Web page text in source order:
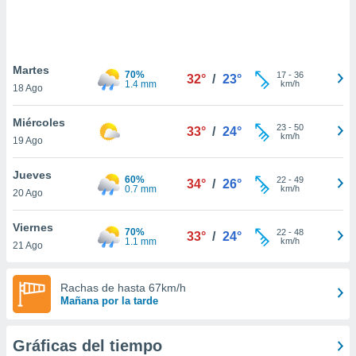
únicos
similares
como
sitio
de
posible
traten tus
en
Para
su
Martes
18 Ago
70%
1.4 mm
32° / 23° 17- 36
km/h
Miércoles
19 Ago
33° / 24° 23- 50
km/h
Jueves
20 Ago
60%
0.7 mm
34° / 26° 22- 49
km/h
Viernes
21 Ago
70%
1.1 mm
33° / 24° 22- 48
km/h
Rachas de hasta 67km/h
Mañana por la tarde
Gráficas del tiempo